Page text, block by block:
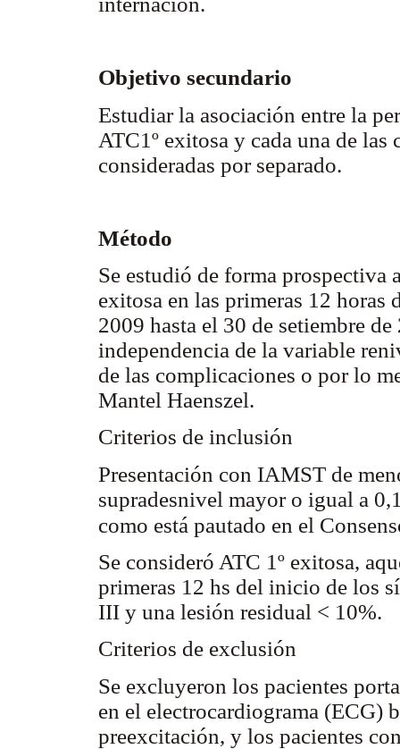
Objetivo secundario
Estudiar la asociación entre la
ATC1º exitosa y cada una de
consideradas por separado.
Método
Se estudió de forma prospectiva
exitosa en las primeras 12
2009 hasta el 30 de setiembre
independencia de la variable
de las complicaciones o por lo
Mantel Haenszel.
Criterios de inclusión
Presentación con IAMST de
supradesnivel mayor o igual a
como está pautado en el
Se consideró ATC 1º exitosa,
primeras 12 hs del inicio de los
III y una lesión residual < 10%.
Criterios de exclusión
Se excluyeron los pacientes
en el electrocardiograma (ECG)
preexcitación, y los pacientes